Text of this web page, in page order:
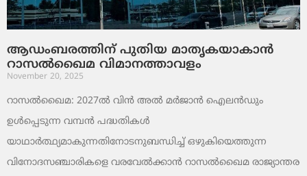
ആഡംബരത്തിന് പുതിയ മാതൃകയാകാൻ
റാസൽഖൈമ വിമാനത്താവളം
November 20, 2025
റാസൽഖൈമ: 2027ൽ വിൻ അൽ മർജാൻ ഐലൻഡും
ഉൾപ്പെടുന്ന വമ്പൻ പദ്ധതികൾ
യാഥാർത്ഥ്യമാകുന്നതിനോടനുബന്ധിച്ച് ഒഴുകിയെത്തുന്ന
വിനോദസഞ്ചാരികളെ വരവേൽക്കാൻ റാസൽഖൈമ രാജ്യാന്തര